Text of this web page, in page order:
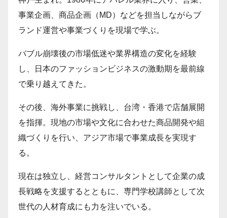
事業企画、商品企画（MD）などを担当しながらブ
ランド運営や事業づくりを現場で学ぶ。
バブル崩壊後の市場低迷や業界構造の変化を経験
し、日本のファッションビジネスの激動期を最前線
で乗り越えてきた。
その後、海外事業に挑戦し、台湾・香港で店舗展開
を指揮。現地の市場や文化に合わせた商品開発や組
織づくりを行い、アジア市場で事業成長を実現す
る。
現在は独立し、経営コンサルタントとして企業の成
長戦略を支援するとともに、専門学校講師として次
世代の人材育成にも力を注いでいる。